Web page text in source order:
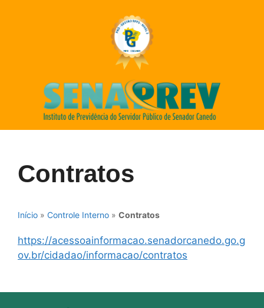
Contratos
Início » Controle Interno » Contratos
https://acessoainformacao.senadorcanedo.go.g
ov.br/cidadao/informacao/contratos